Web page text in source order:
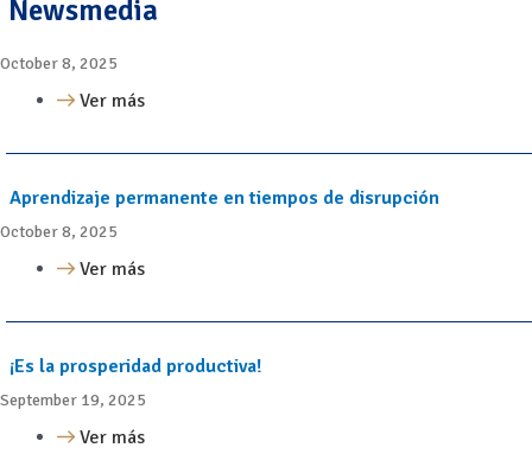
Newsmedia
October 8, 2025
Ver más
Aprendizaje permanente en tiempos de disrupción
October 8, 2025
Ver más
¡Es la prosperidad productiva!
September 19, 2025
Ver más